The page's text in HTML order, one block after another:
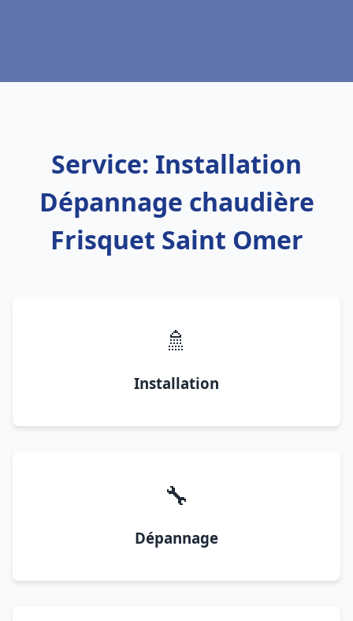
Service: Installation
Dépannage chaudière
Frisquet Saint Omer
🚿
Installation
🔧
Dépannage